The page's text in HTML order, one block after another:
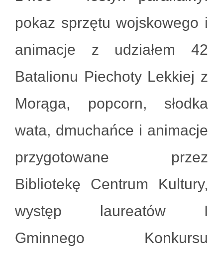
pokaz sprzętu wojskowego i
animacje z udziałem 42
Batalionu Piechoty Lekkiej z
Morąga, popcorn, słodka
wata, dmuchańce i animacje
przygotowane przez
Bibliotekę Centrum Kultury,
występ laureatów I
Gminnego Konkursu